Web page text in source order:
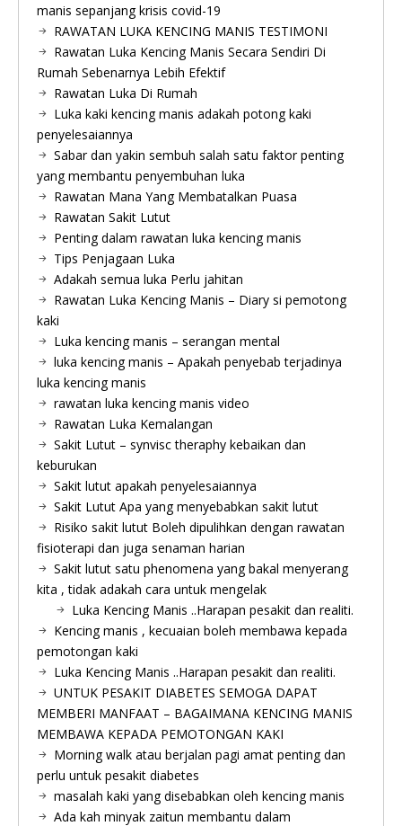
manis sepanjang krisis covid-19
RAWATAN LUKA KENCING MANIS TESTIMONI
Rawatan Luka Kencing Manis Secara Sendiri Di
Rumah Sebenarnya Lebih Efektif
Rawatan Luka Di Rumah
Luka kaki kencing manis adakah potong kaki
penyelesaiannya
Sabar dan yakin sembuh salah satu faktor penting
yang membantu penyembuhan luka
Rawatan Mana Yang Membatalkan Puasa
Rawatan Sakit Lutut
Penting dalam rawatan luka kencing manis
Tips Penjagaan Luka
Adakah semua luka Perlu jahitan
Rawatan Luka Kencing Manis – Diary si pemotong
kaki
Luka kencing manis – serangan mental
luka kencing manis – Apakah penyebab terjadinya
luka kencing manis
rawatan luka kencing manis video
Rawatan Luka Kemalangan
Sakit Lutut – synvisc theraphy kebaikan dan
keburukan
Sakit lutut apakah penyelesaiannya
Sakit Lutut Apa yang menyebabkan sakit lutut
Risiko sakit lutut Boleh dipulihkan dengan rawatan
fisioterapi dan juga senaman harian
Sakit lutut satu phenomena yang bakal menyerang
kita , tidak adakah cara untuk mengelak
Luka Kencing Manis ..Harapan pesakit dan realiti.
Kencing manis , kecuaian boleh membawa kepada
pemotongan kaki
Luka Kencing Manis ..Harapan pesakit dan realiti.
UNTUK PESAKIT DIABETES SEMOGA DAPAT
MEMBERI MANFAAT – BAGAIMANA KENCING MANIS
MEMBAWA KEPADA PEMOTONGAN KAKI
Morning walk atau berjalan pagi amat penting dan
perlu untuk pesakit diabetes
masalah kaki yang disebabkan oleh kencing manis
Ada kah minyak zaitun membantu dalam